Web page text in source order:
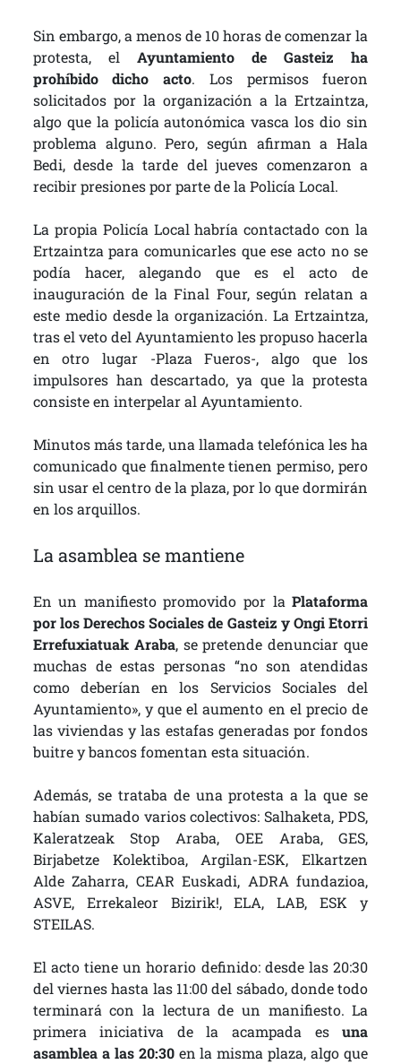
Sin embargo, a menos de 10 horas de comenzar la
protesta, el Ayuntamiento de Gasteiz ha
prohíbido dicho acto. Los permisos fueron
solicitados por la organización a la Ertzaintza,
algo que la policía autonómica vasca los dio sin
problema alguno. Pero, según afirman a Hala
Bedi, desde la tarde del jueves comenzaron a
recibir presiones por parte de la Policía Local.
La propia Policía Local habría contactado con la
Ertzaintza para comunicarles que ese acto no se
podía hacer, alegando que es el acto de
inauguración de la Final Four, según relatan a
este medio desde la organización. La Ertzaintza,
tras el veto del Ayuntamiento les propuso hacerla
en otro lugar -Plaza Fueros-, algo que los
impulsores han descartado, ya que la protesta
consiste en interpelar al Ayuntamiento.
Minutos más tarde, una llamada telefónica les ha
comunicado que finalmente tienen permiso, pero
sin usar el centro de la plaza, por lo que dormirán
en los arquillos.
La asamblea se mantiene
En un manifiesto promovido por laPlataforma
por los Derechos Sociales de Gasteiz y Ongi Etorri
Errefuxiatuak Araba, se pretende denunciar que
muchas de estas personas “no son atendidas
como deberían en los Servicios Sociales del
Ayuntamiento», y que el aumento en el precio de
las viviendas y las estafas generadas por fondos
buitre y bancos fomentan esta situación.
Además, se trataba de una protesta a la que se
habían sumado varios colectivos: Salhaketa, PDS,
Kaleratzeak Stop Araba, OEE Araba, GES,
Birjabetze Kolektiboa, Argilan-ESK, Elkartzen
Alde Zaharra, CEAR Euskadi, ADRA fundazioa,
ASVE, Errekaleor Bizirik!, ELA, LAB, ESK y
STEILAS.
El acto tiene un horario definido: desde las 20:30
del viernes hasta las 11:00 del sábado, donde todo
terminará con la lectura de un manifiesto. La
primera iniciativa de la acampada esuna
asamblea a las 20:30en la misma plaza, algo que